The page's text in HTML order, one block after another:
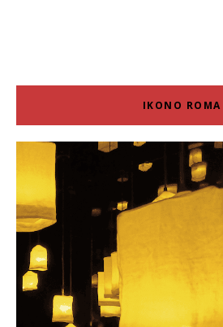
IKONO ROMA